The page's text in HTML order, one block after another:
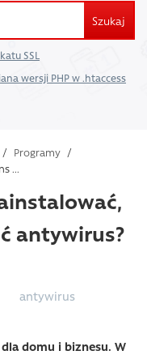
Szukaj
SSL
wersji PHP w .htaccess
/ Programy /
...
antywirus?
antywirus
domu i biznesu. W